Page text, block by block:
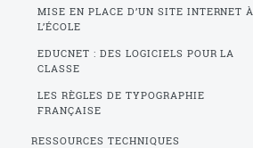
MISE EN PLACE D’UN SITE INTERNET À
L’ÉCOLE
EDUCNET : DES LOGICIELS POUR LA
CLASSE
LES RÈGLES DE TYPOGRAPHIE
FRANÇAISE
RESSOURCES TECHNIQUES